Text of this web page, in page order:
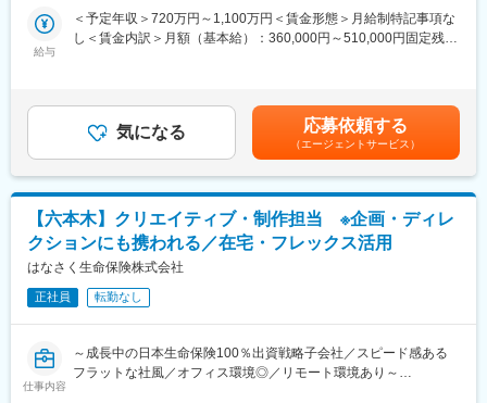
ルプランナーと共にお客様一人ひとりに合わせた金融商品・サー
ビスのご提案をしている成長企業です。
を目指しています。成果と挑戦を評価し、定期的な1on1を通じて
ゴールの達成と成長を支援いたします。
■働く環境
在宅勤務やフレックスタイム制を活用して柔軟な勤務がしやすい
環境です。
年次有給休暇については、全休・半休・時間休など柔軟な利用制
度あります。
変更の範囲：会社の定める業務
・Webサイトやアプリケーションのデザイン素材の作成、ワイヤ
ーフレームやUIプロトタイプの作成・提供
デジタル技術が急速に進展するなか、当社では、「人とデジタル
の効果的な融合」を当社らしいＤＸの考え方として、3つの取組方
針－「異次元の効率化・高度化 」・「お客さまとのコミュニケー
また、デザイン開発組織では、「人とデジタルの融合で、お客さ
まに、いつでも、しなやかに寄り添う」というＵＸコンセプトの
もと、お客さま・従業員を軸に、一貫性ある体験を実現するため
のデザイン開発に取り組んでいます。
現在は外部パートナー企業のデザイナーに協力いただきながら開
発を進めていますが、経験者の採用や内部育成によるデザイン開
発の内製化にも並行して取り組んでおり、いっそうの内製化推進
や全社的なデザインへの理解・浸透を牽引していく核となるデザ
イナーを求めています。
■部署・業務の特徴：
給与
＜予定年収＞720万円～1,100万円＜賃金形態＞月給制特記事項な
し＜賃金内訳＞月額（基本給）：360,000円～510,000円固定残業
給与補足＞※業務効率化加算給は、45時間相当分として支給いた
します。※上記時間を超えた分については別途支給いたします。賃
金はあくまでも目安の金額であり、選考を通じて上下する可能性
があります。月給(月額)は固定手当を含めた表記です。
気になる 応募依頼する
（エージェントサービス）
【六本木】クリエイティブ・制作担当 ※企画・ディレ
クションにも携われる／在宅・フレックス活用
はなさく生命保険株式会社
正社員 転勤なし
仕事内容
～成長中の日本生命保険100％出資戦略子会社／スピード感ある
フラットな社風／オフィス環境◎／リモート環境あり～